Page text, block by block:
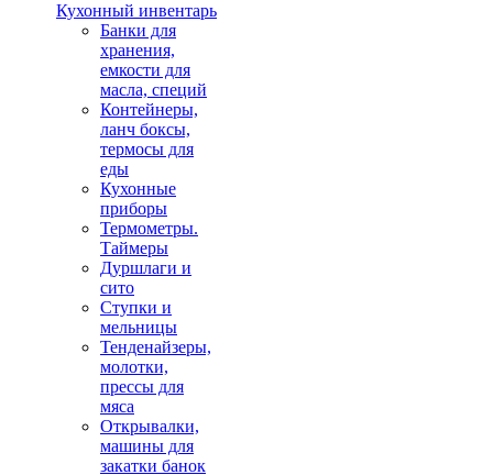
Кухонный инвентарь
Банки для
хранения,
емкости для
масла, специй
Контейнеры,
ланч боксы,
термосы для
еды
Кухонные
приборы
Термометры.
Таймеры
Дуршлаги и
сито
Ступки и
мельницы
Тенденайзеры,
молотки,
прессы для
мяса
Открывалки,
машины для
закатки банок